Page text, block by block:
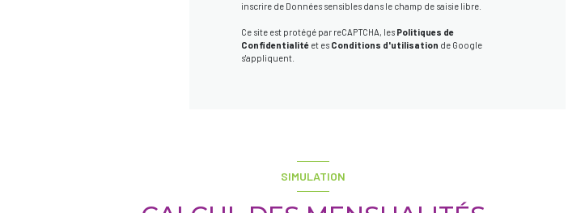
inscrire de Données sensibles dans le champ de saisie libre.
Ce site est protégé par reCAPTCHA, lesPolitiques de
Confidentialitéet esConditions d'utilisation de Google
s'appliquent.
SIMULATION